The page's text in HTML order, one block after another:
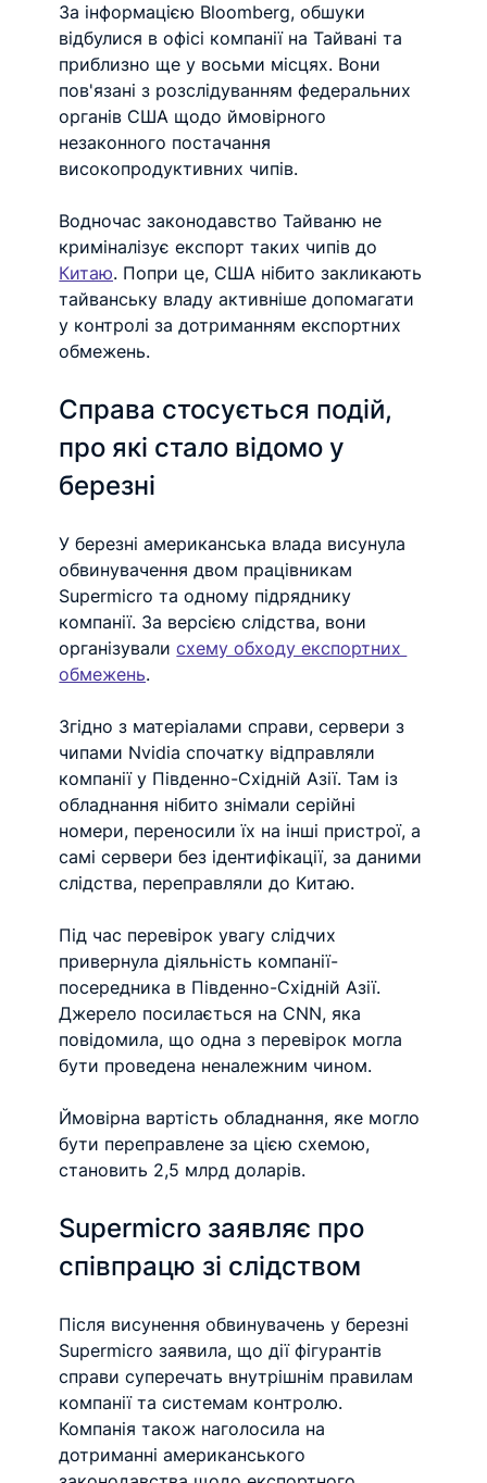
За інформацією Bloomberg, обшуки
відбулися в офісі компанії на Тайвані та
приблизно ще у восьми місцях. Вони
пов'язані з розслідуванням федеральних
органів США щодо ймовірного
незаконного постачання
високопродуктивних чипів.
Водночас законодавство Тайваню не
криміналізує експорт таких чипів до
Китаю. Попри це, США нібито закликають
тайванську владу активніше допомагати
у контролі за дотриманням експортних
обмежень.
Справа стосується подій,
про які стало відомо у
березні
У березні американська влада висунула
обвинувачення двом працівникам
Supermicro та одному підряднику
компанії. За версією слідства, вони
організували схему обходу експортних
обмежень.
Згідно з матеріалами справи, сервери з
чипами Nvidia спочатку відправляли
компанії у Південно-Східній Азії. Там із
обладнання нібито знімали серійні
номери, переносили їх на інші пристрої, а
самі сервери без ідентифікації, за даними
слідства, переправляли до Китаю.
Під час перевірок увагу слідчих
привернула діяльність компанії-
посередника в Південно-Східній Азії.
Джерело посилається на CNN, яка
повідомила, що одна з перевірок могла
бути проведена неналежним чином.
Ймовірна вартість обладнання, яке могло
бути переправлене за цією схемою,
становить 2,5 млрд доларів.
Supermicro заявляє про
співпрацю зі слідством
Після висунення обвинувачень у березні
Supermicro заявила, що дії фігурантів
справи суперечать внутрішнім правилам
компанії та системам контролю.
Компанія також наголосила на
дотриманні американського